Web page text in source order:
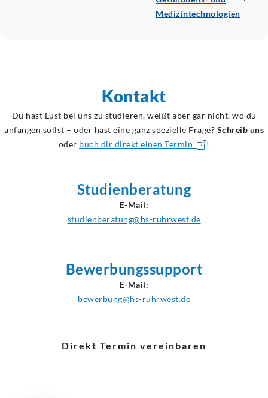
Medizintechnologien
Kontakt
Du hast Lust bei uns zu studieren, weißt aber gar nicht, wo du
anfangen sollst – oder hast eine ganz spezielle Frage? Schreib uns
oder buch dir direkt einen Termin !
Studienberatung
E-Mail:
studienberatung@hs-ruhrwest.de
Bewerbungssupport
E-Mail:
bewerbung@hs-ruhrwest.de
Direkt Termin vereinbaren